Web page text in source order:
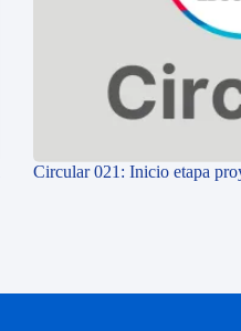
Circular 021: Inicio etapa